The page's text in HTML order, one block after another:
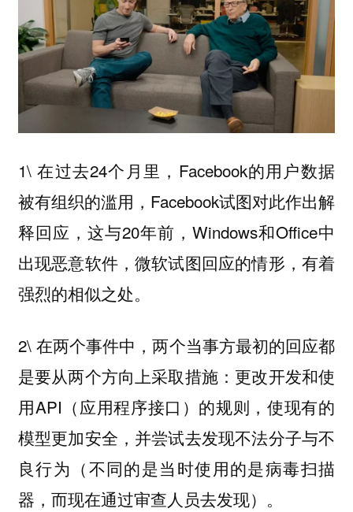
1\ 在过去24个月里，Facebook的用户数据
被有组织的滥用，Facebook试图对此作出解
释回应，这与20年前，Windows和Office中
出现恶意软件，微软试图回应的情形，有着
强烈的相似之处。
2\ 在两个事件中，两个当事方最初的回应都
是要从两个方向上采取措施：更改开发和使
用API（应用程序接口）的规则，使现有的
模型更加安全，并尝试去发现不法分子与不
良行为（不同的是当时使用的是病毒扫描
器，而现在通过审查人员去发现）。